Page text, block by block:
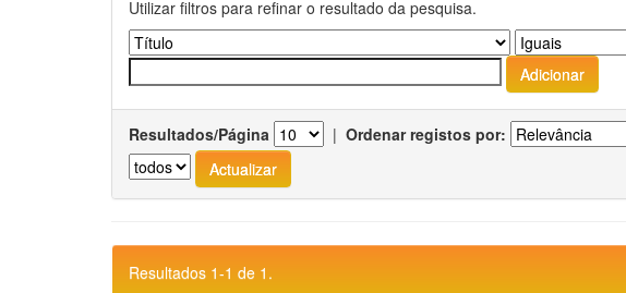
Utilizar filtros para refinar o resultado da pesquisa.
Resultados/Página | Ordenar registos por:
Resultados 1-1 de 1.